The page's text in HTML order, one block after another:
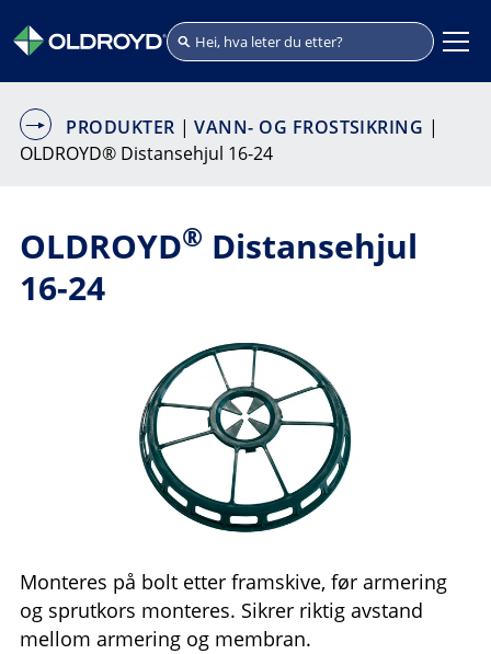
PRODUKTER |VANN- OG FROSTSIKRING |
OLDROYD® Distansehjul 16-24
OLDROYD® Distansehjul
16-24
Monteres på bolt etter framskive, før armering
og sprutkors monteres. Sikrer riktig avstand
mellom armering og membran.